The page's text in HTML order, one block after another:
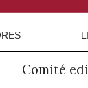
Comité